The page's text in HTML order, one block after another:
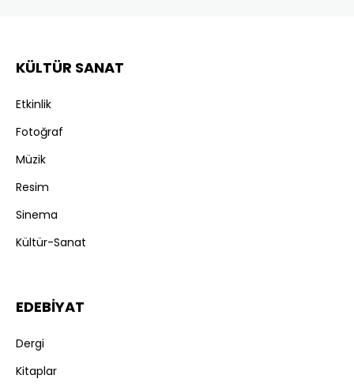
KÜLTÜR SANAT
Etkinlik
Fotoğraf
Müzik
Resim
Sinema
Kültür-Sanat
EDEBİYAT
Dergi
Kitaplar